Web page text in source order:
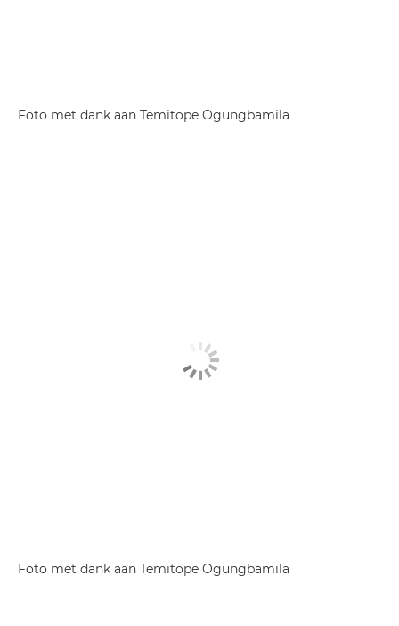
Foto met dank aan Temitope Ogungbamila
Foto met dank aan Temitope Ogungbamila